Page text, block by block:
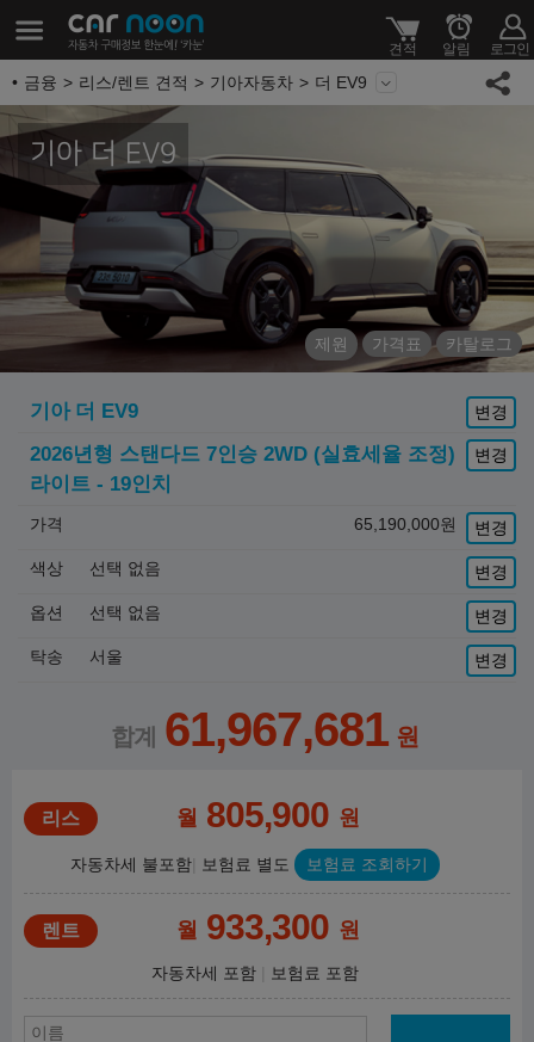
금융 리스/렌트 견적 기아자동차 더 EV9
기아 더 EV9
제원 가격표 카탈로그
기아 더 EV9 변경
2026년형 스탠다드 7인승 2WD (실효세율 조정)
라이트 - 19인치
변경
가격 65,190,000원 변경
색상 선택 없음 변경
옵션 선택 없음 변경
탁송 서울 변경
61,967,681
월 805,900 원
자동차세 불포함 보험료 별도 보험료 조회하기
월 933,300 원
자동차세 포함 보험료 포함